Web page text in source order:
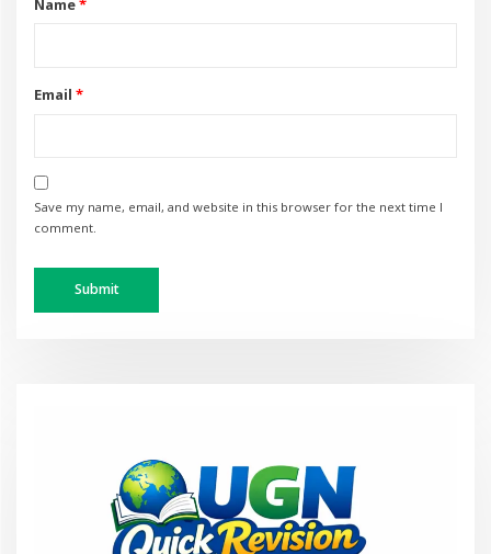
Name*
Email *
Save my name, email, and website in this browser for the next time I
comment.